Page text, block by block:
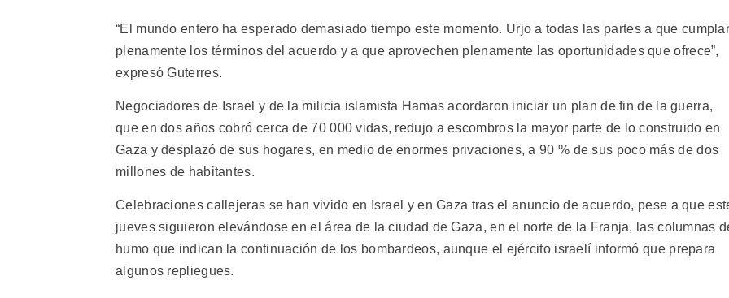
“El mundo entero ha esperado demasiado tiempo este momento. Urjo a todas las partes a que
plenamente los términos del acuerdo y a que aprovechen plenamente las oportunidades que ofrece”,
expresó Guterres.
Negociadores de Israel y de la milicia islamista Hamas acordaron iniciar un plan de fin de la guerra,
que en dos años cobró cerca de 70 000 vidas, redujo a escombros la mayor parte de lo construido en
Gaza y desplazó de sus hogares, en medio de enormes privaciones, a 90 % de sus poco más de dos
millones de habitantes.
Celebraciones callejeras se han vivido en Israel y en Gaza tras el anuncio de acuerdo, pese a que
jueves siguieron elevándose en el área de la ciudad de Gaza, en el norte de la Franja, las columnas
humo que indican la continuación de los bombardeos, aunque el ejército israelí informó que prepara
algunos repliegues.